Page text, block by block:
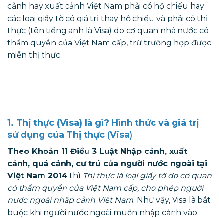
cảnh hay xuất cảnh Việt Nam phải có hộ chiếu hay
các loại giấy tờ có giá trị thay hộ chiếu và phải có thị
thực (tên tiếng anh là Visa) do cơ quan nhà nước có
thẩm quyền của Việt Nam cấp, trừ trường hợp được
miễn thị thực.
1. Thị thực (Visa) là gì? Hình thức và giá trị
sử dụng của Thị thực (Visa)
Theo Khoản 11 Điều 3 Luật Nhập cảnh, xuất
cảnh, quá cảnh, cư trú của người nước ngoài tại
Việt Nam 2014 thì Thị thực là loại giấy tờ do cơ quan
có thẩm quyền của Việt Nam cấp, cho phép người
nước ngoài nhập cảnh Việt Nam. Như vậy, Visa là bắt
buộc khi người nước ngoài muốn nhập cảnh vào